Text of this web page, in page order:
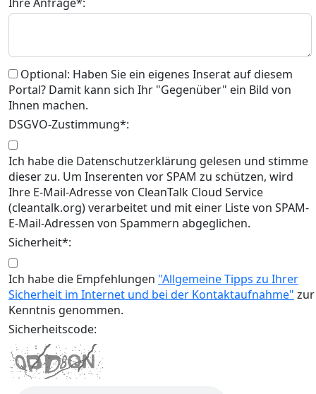
Optional: Haben Sie ein eigenes Inserat auf diesem
Portal? Damit kann sich Ihr "Gegenüber" ein Bild von
Ihnen machen.
DSGVO-Zustimmung*:
Ich habe die Datenschutzerklärung gelesen und stimme
dieser zu. Um Inserenten vor SPAM zu schützen, wird
Ihre E-Mail-Adresse von CleanTalk Cloud Service
(cleantalk.org) verarbeitet und mit einer Liste von SPAM-
E-Mail-Adressen von Spammern abgeglichen.
Sicherheit*:
Ich habe die Empfehlungen "Allgemeine Tipps zu Ihrer
Sicherheit im Internet und bei der Kontaktaufnahme" zur
Kenntnis genommen.
Sicherheitscode: